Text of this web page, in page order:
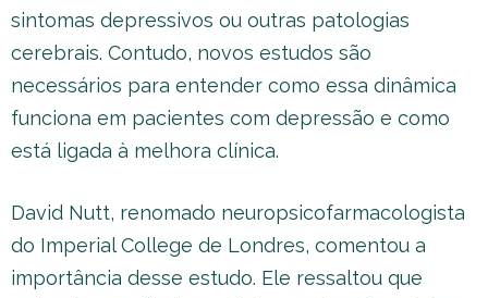
sintomas depressivos ou outras patologias
cerebrais. Contudo, novos estudos são
necessários para entender como essa dinâmica
funciona em pacientes com depressão e como
está ligada à melhora clínica.
David Nutt, renomado neuropsicofarmacologista
do Imperial College de Londres, comentou a
importância desse estudo. Ele ressaltou que